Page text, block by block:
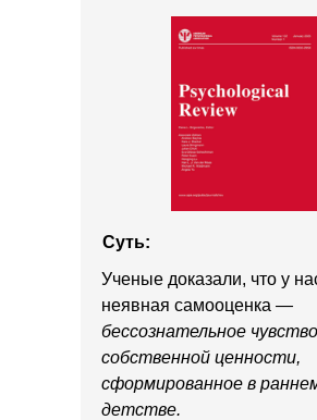
Ученые доказали, что у
неявная самооценка —
бессознательное чувство
собственной ценности,
сформированное в
детстве.
Суть: